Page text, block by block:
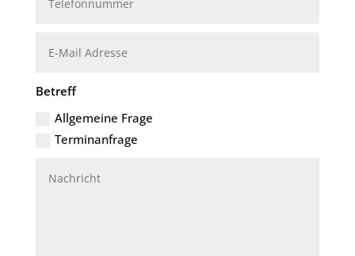
Betreff
Allgemeine Frage
Terminanfrage